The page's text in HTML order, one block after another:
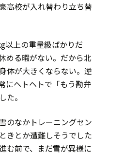
高校が入れ替わり立ち替
以上の重量級ばかりだ
める暇がない。だから北
体が大きくならない。逆
にヘトヘトで「もう勘弁
た。
のなかトレーニングセン
きとか遭難しそうでした
む前で、まだ雪が異様に